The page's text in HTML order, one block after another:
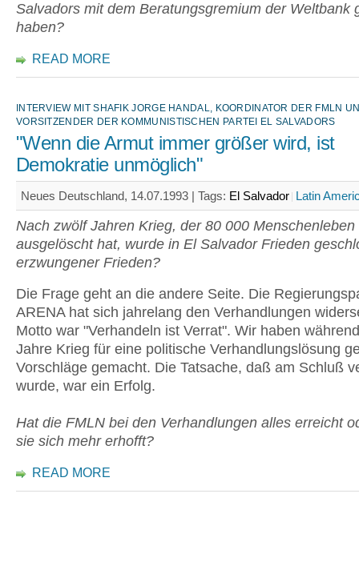
Salvadors mit dem Beratungsgremium der Weltbank
haben?
READ MORE
INTERVIEW MIT SHAFIK JORGE HANDAL, KOORDINATOR DER FMLN
VORSITZENDER DER KOMMUNISTISCHEN PARTEI EL SALVADORS
"Wenn die Armut immer größer wird, ist
Demokratie unmöglich"
Neues Deutschland, 14.07.1993 | Tags: El Salvador Latin
Nach zwölf Jahren Krieg, der 80 000 Menschenleben
ausgelöscht hat, wurde in El Salvador Frieden
erzwungener Frieden?
Die Frage geht an die andere Seite. Die
ARENA hat sich jahrelang den Verhandlungen
Motto war "Verhandeln ist Verrat". Wir haben
Jahre Krieg für eine politische Verhandlungslösung
Vorschläge gemacht. Die Tatsache, daß am Schluß
wurde, war ein Erfolg.
Hat die FMLN bei den Verhandlungen alles erreicht
sie sich mehr erhofft?
READ MORE